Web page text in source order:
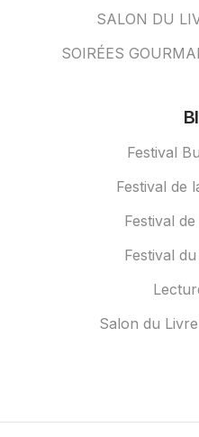
SALON DU
SOIRÉES
Festival
Festival de
Festival
Festival
Salon du